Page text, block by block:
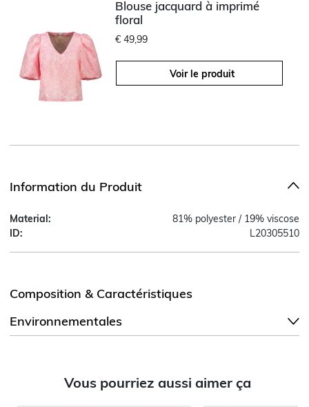
Blouse jacquard à imprimé
floral
€ 49,99
Voir le produit
Information du Produit
Material:
81% polyester / 19% viscose
ID:
L20305510
Composition & Caractéristiques
Environnementales
Vous pourriez aussi aimer ça